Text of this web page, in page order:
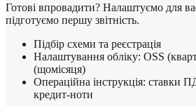
Готові впровадити? Налаштуємо для
підготуємо першу звітність.
Підбір схеми та реєстрація
Налаштування обліку: OSS
(щомісяця)
Операційна інструкція: ставки
кредит-ноти